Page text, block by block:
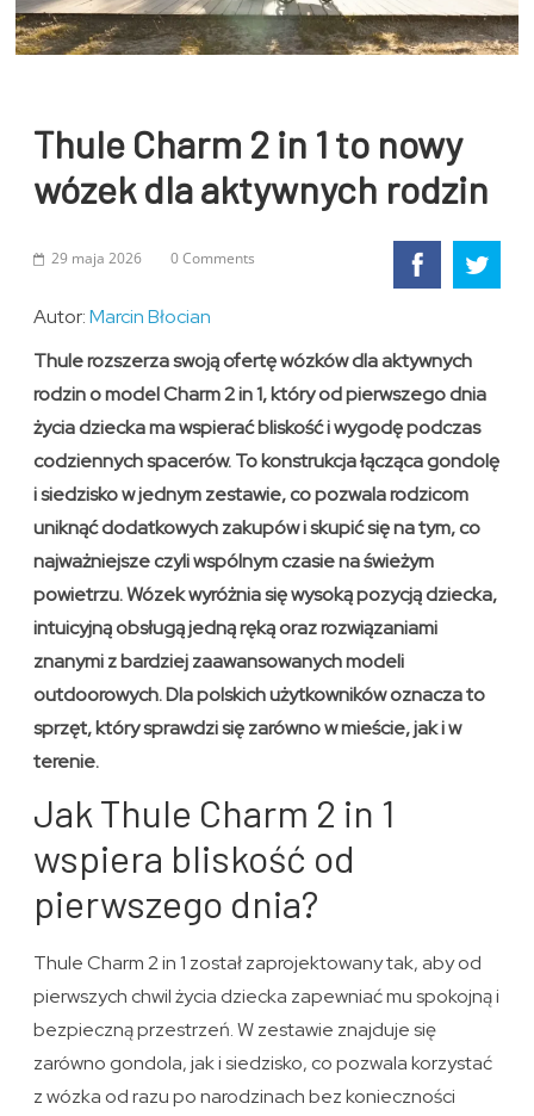
Thule Charm 2 in 1 to nowy
wózek dla aktywnych rodzin
29 maja 2026 0 Comments
Autor:Marcin Błocian
Thule rozszerza swoją ofertę wózków dla aktywnych
rodzin o model Charm 2 in 1, który od pierwszego dnia
życia dziecka ma wspierać bliskość i wygodę podczas
codziennych spacerów. To konstrukcja łącząca gondolę
i siedzisko w jednym zestawie, co pozwala rodzicom
uniknąć dodatkowych zakupów i skupić się na tym, co
najważniejsze czyli wspólnym czasie na świeżym
powietrzu. Wózek wyróżnia się wysoką pozycją dziecka,
intuicyjną obsługą jedną ręką oraz rozwiązaniami
znanymi z bardziej zaawansowanych modeli
outdoorowych. Dla polskich użytkowników oznacza to
sprzęt, który sprawdzi się zarówno w mieście, jak i w
terenie.
Jak Thule Charm 2 in 1
wspiera bliskość od
pierwszego dnia?
Thule Charm 2 in 1 został zaprojektowany tak, aby od
pierwszych chwil życia dziecka zapewniać mu spokojną i
bezpieczną przestrzeń. W zestawie znajduje się
zarówno gondola, jak i siedzisko, co pozwala korzystać
z wózka od razu po narodzinach bez konieczności